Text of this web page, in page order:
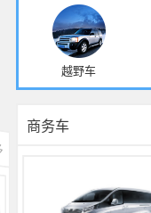
越野车
商务车